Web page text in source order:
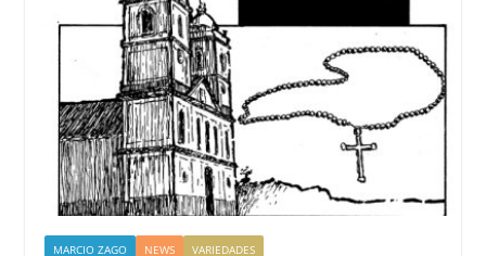
MARCIO ZAGO NEWS VARIEDADES